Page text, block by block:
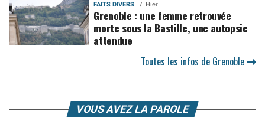
FAITS DIVERS Hier
Grenoble : une femme retrouvée
morte sous la Bastille, une autopsie
attendue
Toutes les infos de Grenoble
VOUS AVEZ LA PAROLE